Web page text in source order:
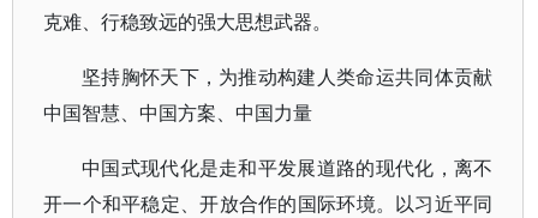
克难、行稳致远的强大思想武器。
坚持胸怀天下，为推动构建人类命运共同体贡献
中国智慧、中国方案、中国力量
中国式现代化是走和平发展道路的现代化，离不
开一个和平稳定、开放合作的国际环境。以习近平同